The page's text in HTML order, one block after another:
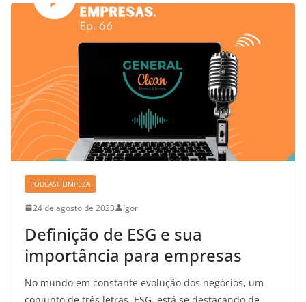
PODCAST LIMPEZA
24 de agosto de 2023 Igor
Definição de ESG e sua
importância para empresas
No mundo em constante evolução dos negócios, um